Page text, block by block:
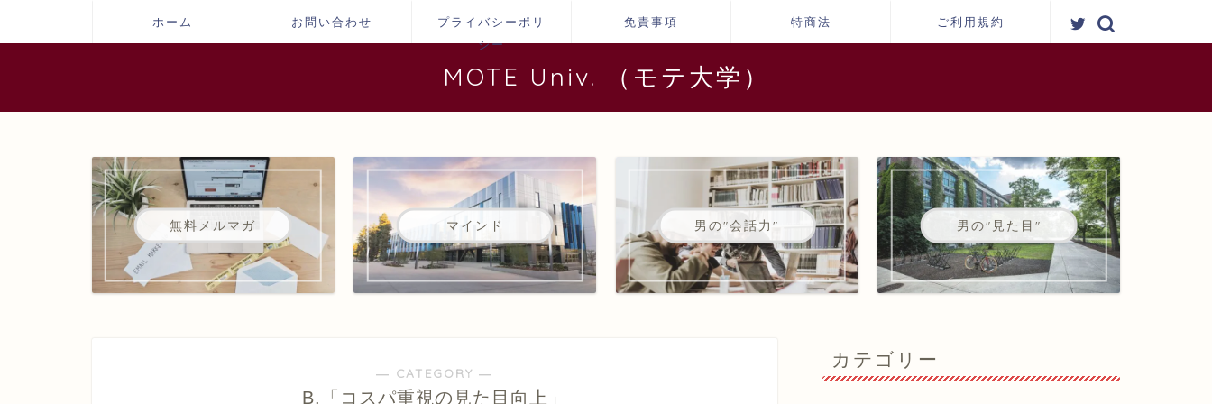
ホーム お問い合わせ
プライバシーポリ
シー
免責事項 特商法 ご利用規約
MOTE Univ. （モテ大学）
無料メルマガ マインド 男の"会話力" 男の"見た目"
― CATEGORY ―
B.「コスパ重視の見た目向上」
カテゴリー